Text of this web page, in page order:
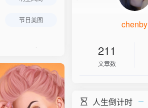
节日美图 chenby
211
文章数
人生倒计时